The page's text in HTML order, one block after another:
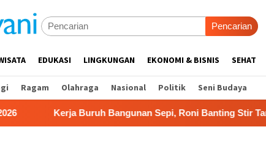
Pencarian
EDUKASI LINGKUNGAN EKONOMI & BISNIS SEHAT
Ragam Olahraga Nasional Politik Seni Budaya
Buruh Bangunan Sepi, Roni Banting Stir Tanam Melon